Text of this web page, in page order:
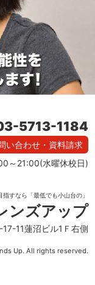
5713-1184
い合わせ・資料請求
～21:00(水曜休校日)
すなら「最低でも小山台の」
ンズアップ
11蓮沼ビル1Ｆ右側
Up. All rights reserved.